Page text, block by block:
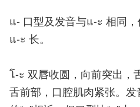
แ- 口型及发音与แ-ะ 相同
แ-ะ 长。
โ-ะ 双唇收圆，向前突出，
舌前部，口腔肌肉紧张。